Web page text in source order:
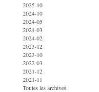
2025-10
2024-10
2024-05
2024-03
2024-02
2023-12
2023-10
2022-03
2021-12
2021-11
Toutes les archives